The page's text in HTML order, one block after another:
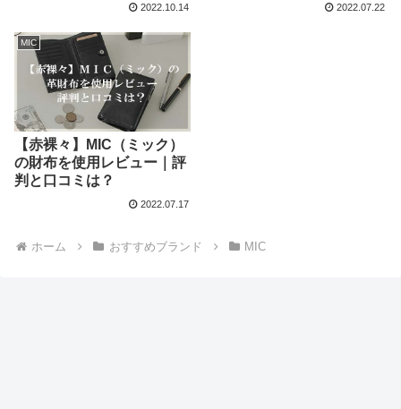
2022.10.14 2022.07.22
MIC
【赤裸々】MIC（ミック）
の財布を使用レビュー｜評
判と口コミは？
2022.07.17
ホーム おすすめブランド MIC